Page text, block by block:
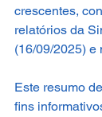
crescentes,
relatórios da
(16/09/2025) e
Este resumo
fins